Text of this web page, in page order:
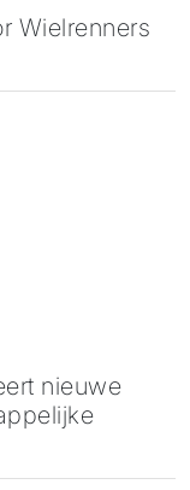
Wielrenners
nieuwe